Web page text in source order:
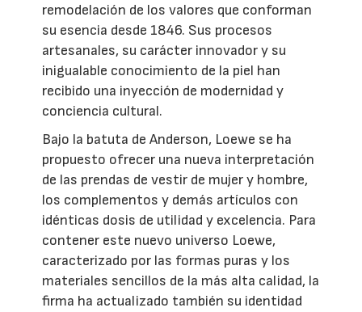
remodelación de los valores que conforman
su esencia desde 1846. Sus procesos
artesanales, su carácter innovador y su
inigualable conocimiento de la piel han
recibido una inyección de modernidad y
conciencia cultural.
Bajo la batuta de Anderson, Loewe se ha
propuesto ofrecer una nueva interpretación
de las prendas de vestir de mujer y hombre,
los complementos y demás artículos con
idénticas dosis de utilidad y excelencia. Para
contener este nuevo universo Loewe,
caracterizado por las formas puras y los
materiales sencillos de la más alta calidad, la
firma ha actualizado también su identidad